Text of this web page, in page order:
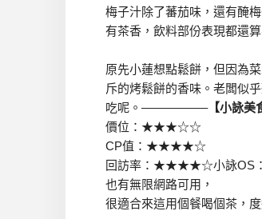
梅子汁除了蕃茄味，還有醃
有茶香，飲料部份表現都
原先小蓮想點鬆餅，但因為
斥的烤鬆餅的香味。老闆似
吃呢。—————–【小詠美
價位：★★★☆☆
CP值：★★★★☆
回訪率：★★★★☆小詠OS：
也有無限網路可用，
很適合來這用個餐喝個茶